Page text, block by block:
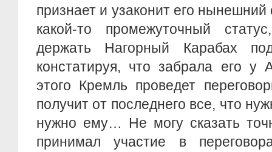
признает и узаконит его
какой-то промежуточный
держать Нагорный Карабах
констатируя, что забрала его у
этого Кремль проведет
получит от последнего все, что
нужно ему… Не могу сказать
принимал участие в